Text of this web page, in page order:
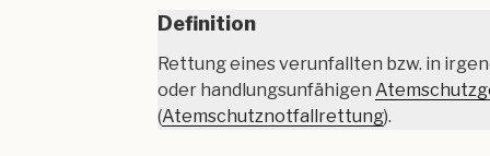
Definition
Rettung eines verunfallten bzw. in
oder handlungsunfähigen
(Atemschutznotfallrettung).